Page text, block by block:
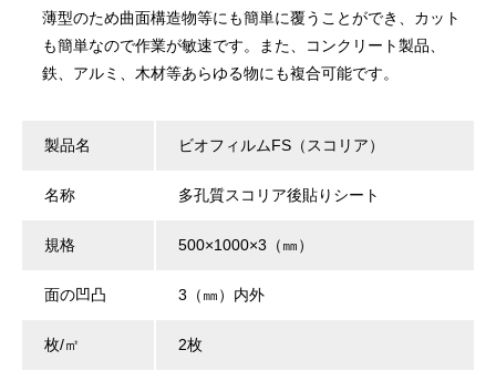
薄型のため曲面構造物等にも簡単に覆うことができ、カット
も簡単なので作業が敏速です。また、コンクリート製品、
鉄、アルミ、木材等あらゆる物にも複合可能です。
製品名 ビオフィルムFS（スコリア）
名称 多孔質スコリア後貼りシート
規格 500×1000×3（㎜）
面の凹凸 3（㎜）内外
枚/㎡ 2枚